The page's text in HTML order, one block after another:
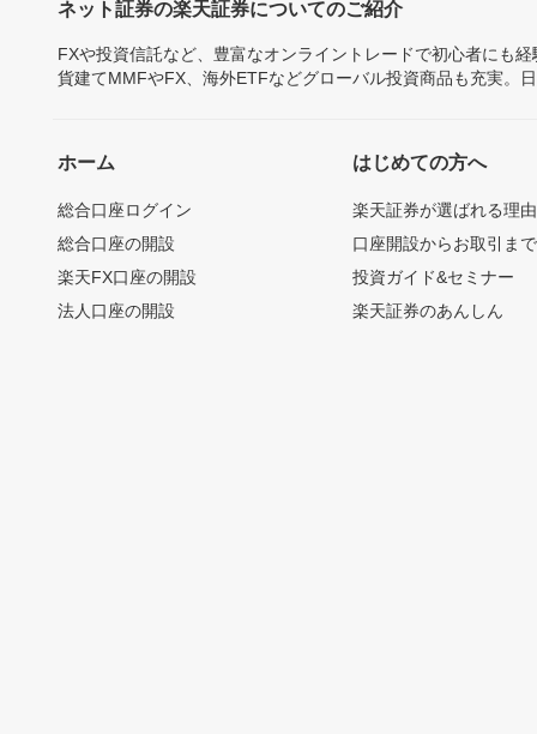
ネット証券の楽天証券についてのご紹介
FXや投資信託など、豊富なオンライントレードで初心者にも
貨建てMMFやFX、海外ETFなどグローバル投資商品も充実。
ホーム
総合口座ログイン
総合口座の開設
楽天FX口座の開設
法人口座の開設
はじめての方へ
楽天証券が選ばれる理由
口座開設からお取引ま
投資ガイド&セミナー
楽天証券のあんしん